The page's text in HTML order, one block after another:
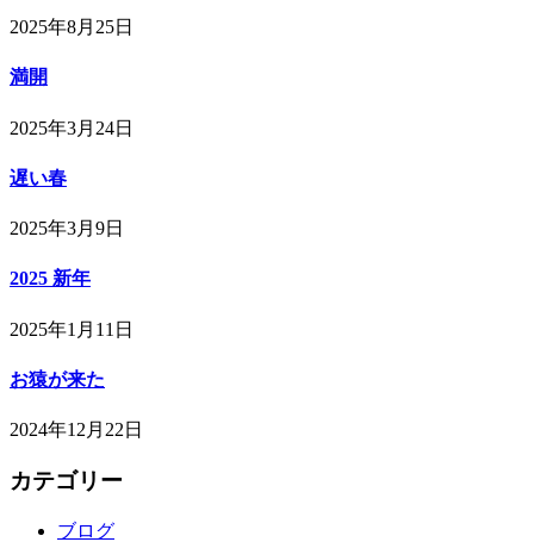
2025年8月25日
満開
2025年3月24日
遅い春
2025年3月9日
2025 新年
2025年1月11日
お猿が来た
2024年12月22日
カテゴリー
ブログ